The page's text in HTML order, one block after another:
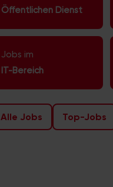
Öffentlichen Dienst
Jobs im
IT-Bereich
Alle Jobs Top-Jobs